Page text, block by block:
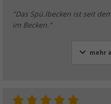
"Das Spü.lbecken ist seit
im Becken."
mehr